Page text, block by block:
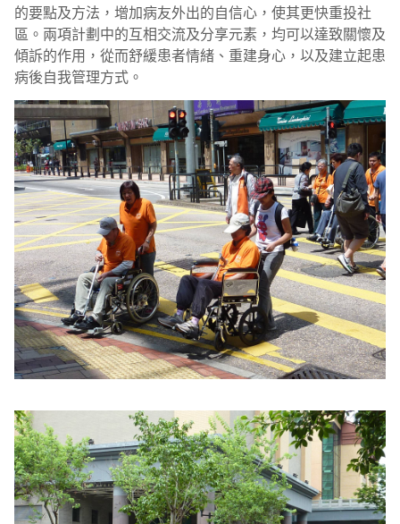
的要點及方法，增加病友外出的自信心，使其更快重投社
區。兩項計劃中的互相交流及分享元素，均可以達致關懷及
傾訴的作用，從而舒緩患者情緒、重建身心，以及建立起患
病後自我管理方式。